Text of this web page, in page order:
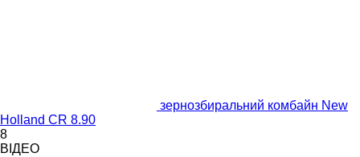
зернозбиральний комбайн New
Holland CR 8.90
8
ВІДЕО